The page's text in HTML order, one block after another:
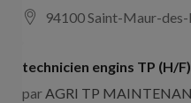
94100 Saint-Maur-des-
technicien engins TP (H/F)
parAGRI TP